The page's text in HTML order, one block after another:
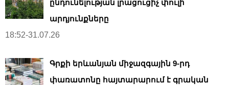
ընդունելության լրացուցիչ փուլի
արդյունքները
18:52-31.07.26
Գրքի երևանյան միջազգային 9-րդ
փառատոնը հայտարարում է գրական